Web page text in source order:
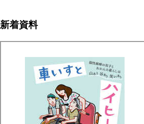
送
新着資料